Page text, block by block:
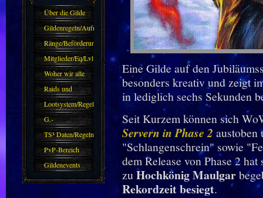
Über die Gilde
(DAW)
Gildenregeln/Aufnahme
Ränge/Beförderungen
Mitglieder/Eq/Lvl
Woher wir alle
kommen.
Raids und
Zubehör
Lootsystem/Regeln
G.-
Sparkasse/Goldleihen
TS³ Daten/Regeln
PvP-Bereich
Gildenevents
Eine Gilde auf den
besonders kreativ und zeigt
in lediglich sechs Sekunden
Seit Kurzem können sich
Servern in Phase 2 austoben
"Schlangenschrein" sowie
dem Release von Phase 2
zuHochkönig Maulgar
Rekordzeit besiegt.